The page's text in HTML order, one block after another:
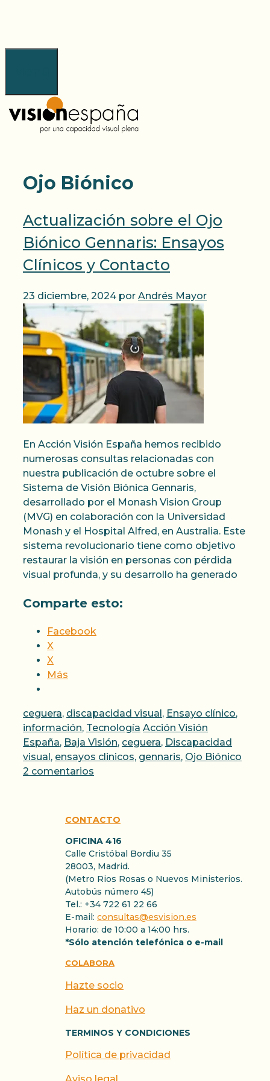
Ojo Biónico
Actualización sobre el Ojo
Biónico Gennaris: Ensayos
Clínicos y Contacto
23 diciembre, 2024 por Andrés Mayor
En Acción Visión España hemos recibido
numerosas consultas relacionadas con
nuestra publicación de octubre sobre el
Sistema de Visión Biónica Gennaris,
desarrollado por el Monash Vision Group
(MVG) en colaboración con la Universidad
Monash y el Hospital Alfred, en Australia. Este
sistema revolucionario tiene como objetivo
restaurar la visión en personas con pérdida
visual profunda, y su desarrollo ha generado
Comparte esto:
Facebook
X
X
Más
Categorías
ceguera, discapacidad visual, Ensayo clínico,
información, Tecnología Etiquetas
Acción Visión
España, Baja Visión, ceguera, Discapacidad
visual, ensayos clinicos, gennaris, Ojo Biónico
2 comentarios
CONTACTO
OFICINA 416
Calle Cristóbal Bordiu 35
28003, Madrid.
(Metro Rios Rosas o Nuevos Ministerios.
Autobús número 45)
Tel.: +34 722 61 22 66
E-mail: consultas@esvision.es
Horario: de 10:00 a 14:00 hrs.
*Sólo atención telefónica o e-mail
COLABORA
Hazte socio
Haz un donativo
TERMINOS Y CONDICIONES
Política de privacidad